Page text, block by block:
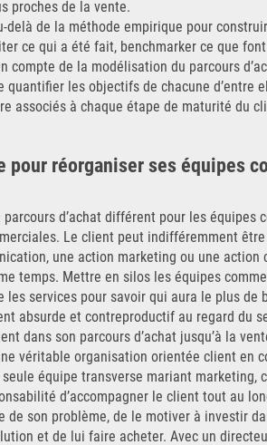
proches de la vente.
delà de la méthode empirique pour
ce qui a été fait, benchmarker ce que
de la modélisation du parcours
les objectifs de chacune d’entre
associés à chaque étape de maturité du
réorganiser ses équipes
d’achat différent pour les équipes
Le client peut indifféremment
une action marketing ou une action
temps. Mettre en silos les équipes
services pour savoir qui aura le plus de
absurde et contreproductif au regard du
dans son parcours d’achat jusqu’à la
véritable organisation orientée client en
équipe transverse mariant marketing,
d’accompagner le client tout au
de son problème, de le motiver à investir
et de lui faire acheter. Avec un